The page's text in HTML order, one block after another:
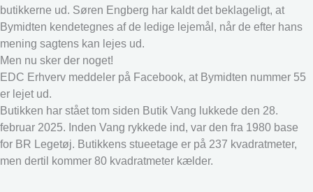
butikkerne ud. Søren Engberg har kaldt det beklageligt, at
Bymidten kendetegnes af de ledige lejemål, når de efter hans
mening sagtens kan lejes ud.
Men nu sker der noget!
EDC Erhverv meddeler på Facebook, at Bymidten nummer 55
er lejet ud.
Butikken har stået tom siden Butik Vang lukkede den 28.
februar 2025. Inden Vang rykkede ind, var den fra 1980 base
for BR Legetøj. Butikkens stueetage er på 237 kvadratmeter,
men dertil kommer 80 kvadratmeter kælder.